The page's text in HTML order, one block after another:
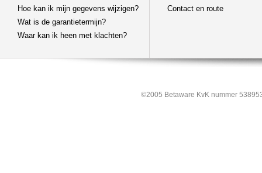
Hoe kan ik mijn gegevens wijzigen?
Wat is de garantietermijn?
Waar kan ik heen met klachten?
Contact en route
©2005 Betaware KvK nummer